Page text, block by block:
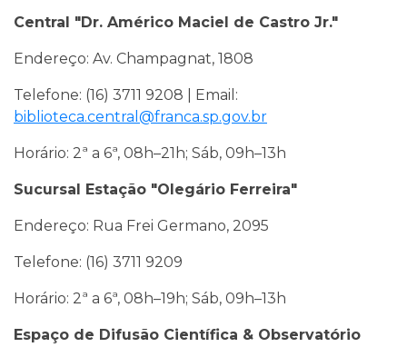
Central "Dr. Américo Maciel de Castro Jr."
Endereço: Av. Champagnat, 1808
Telefone: (16) 3711 9208 | Email:
biblioteca.central@franca.sp.gov.br
Horário: 2ª a 6ª, 08h–21h; Sáb, 09h–13h
Sucursal Estação "Olegário Ferreira"
Endereço: Rua Frei Germano, 2095
Telefone: (16) 3711 9209
Horário: 2ª a 6ª, 08h–19h; Sáb, 09h–13h
Espaço de Difusão Científica & Observatório